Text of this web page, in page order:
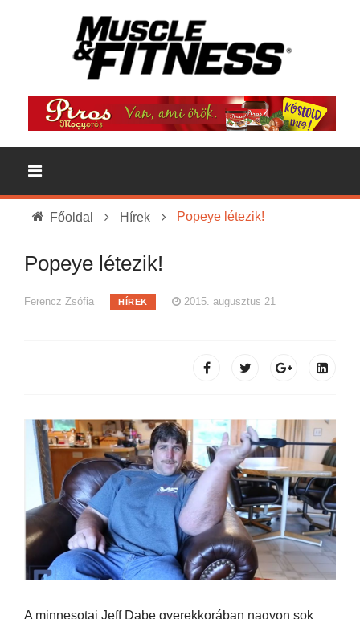
Főoldal Hírek Popeye létezik!
Popeye létezik!
Ferencz Zsófia HÍREK 2015. augusztus 21
A minnesotai Jeff Dabe gyerekkorában nagyon sok